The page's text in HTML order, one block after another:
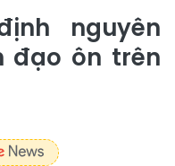
nguyên
đạo ôn trên